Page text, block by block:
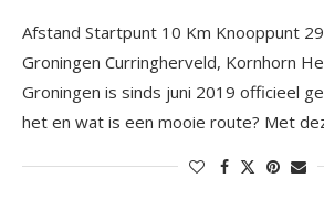
Afstand Startpunt 10 Km Knooppunt
Groningen Curringherveld, Kornhorn
Groningen is sinds juni 2019 officieel
het en wat is een mooie route? Met